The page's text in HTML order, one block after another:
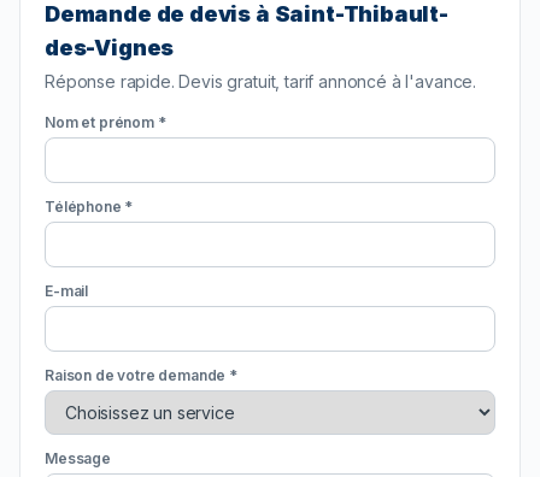
Demande de devis à Saint-Thibault-
des-Vignes
Réponse rapide. Devis gratuit, tarif annoncé à l'avance.
Nom et prénom *
Téléphone *
E-mail
Raison de votre demande *
Message